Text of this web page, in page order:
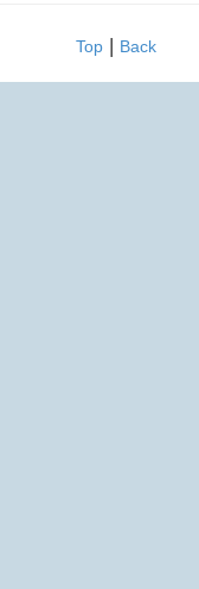
Top| Back